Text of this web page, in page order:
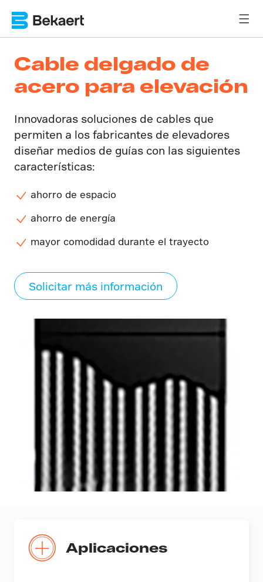
Cable delgado de
acero para elevación
Innovadoras soluciones de cables que
permiten a los fabricantes de elevadores
diseñar medios de guías con las siguientes
características:
ahorro de espacio
ahorro de energía
mayor comodidad durante el trayecto
Solicitar más información
Aplicaciones